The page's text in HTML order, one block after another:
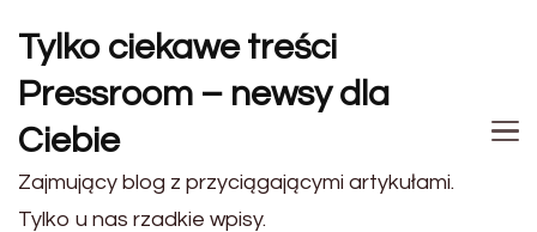
Tylko ciekawe treści
Pressroom – newsy dla
Ciebie
Zajmujący blog z przyciągającymi artykułami.
Tylko u nas rzadkie wpisy.